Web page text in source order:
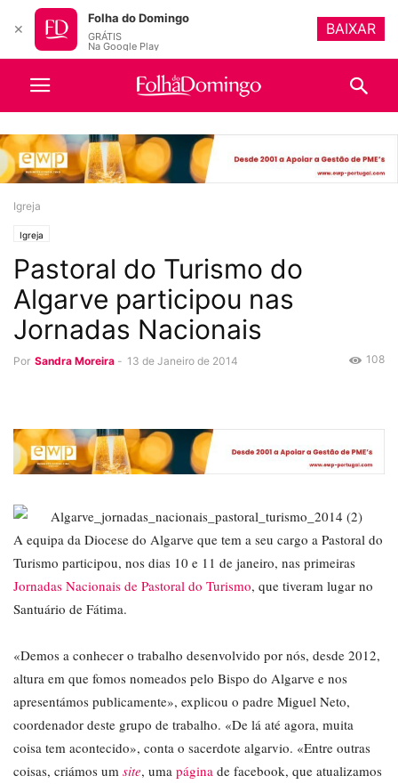
Igreja
Igreja
Pastoral do Turismo do
Algarve participou nas
Jornadas Nacionais
Por Sandra Moreira - 13 de Janeiro de 2014 108
A equipa da Diocese do Algarve que tem a seu cargo a Pastoral do
Turismo participou, nos dias 10 e 11 de janeiro, nas primeiras
Jornadas Nacionais de Pastoral do Turismo, que tiveram lugar no
Santuário de Fátima.
«Demos a conhecer o trabalho desenvolvido por nós, desde 2012,
altura em que fomos nomeados pelo Bispo do Algarve e nos
apresentámos publicamente», explicou o padre Miguel Neto,
coordenador deste grupo de trabalho. «De lá até agora, muita
coisa tem acontecido», conta o sacerdote algarvio. «Entre outras
coisas, criámos um site, uma página de facebook, que atualizamos
✕
Folha do Domingo
GRÁTIS
Na Google Play
BAIXAR